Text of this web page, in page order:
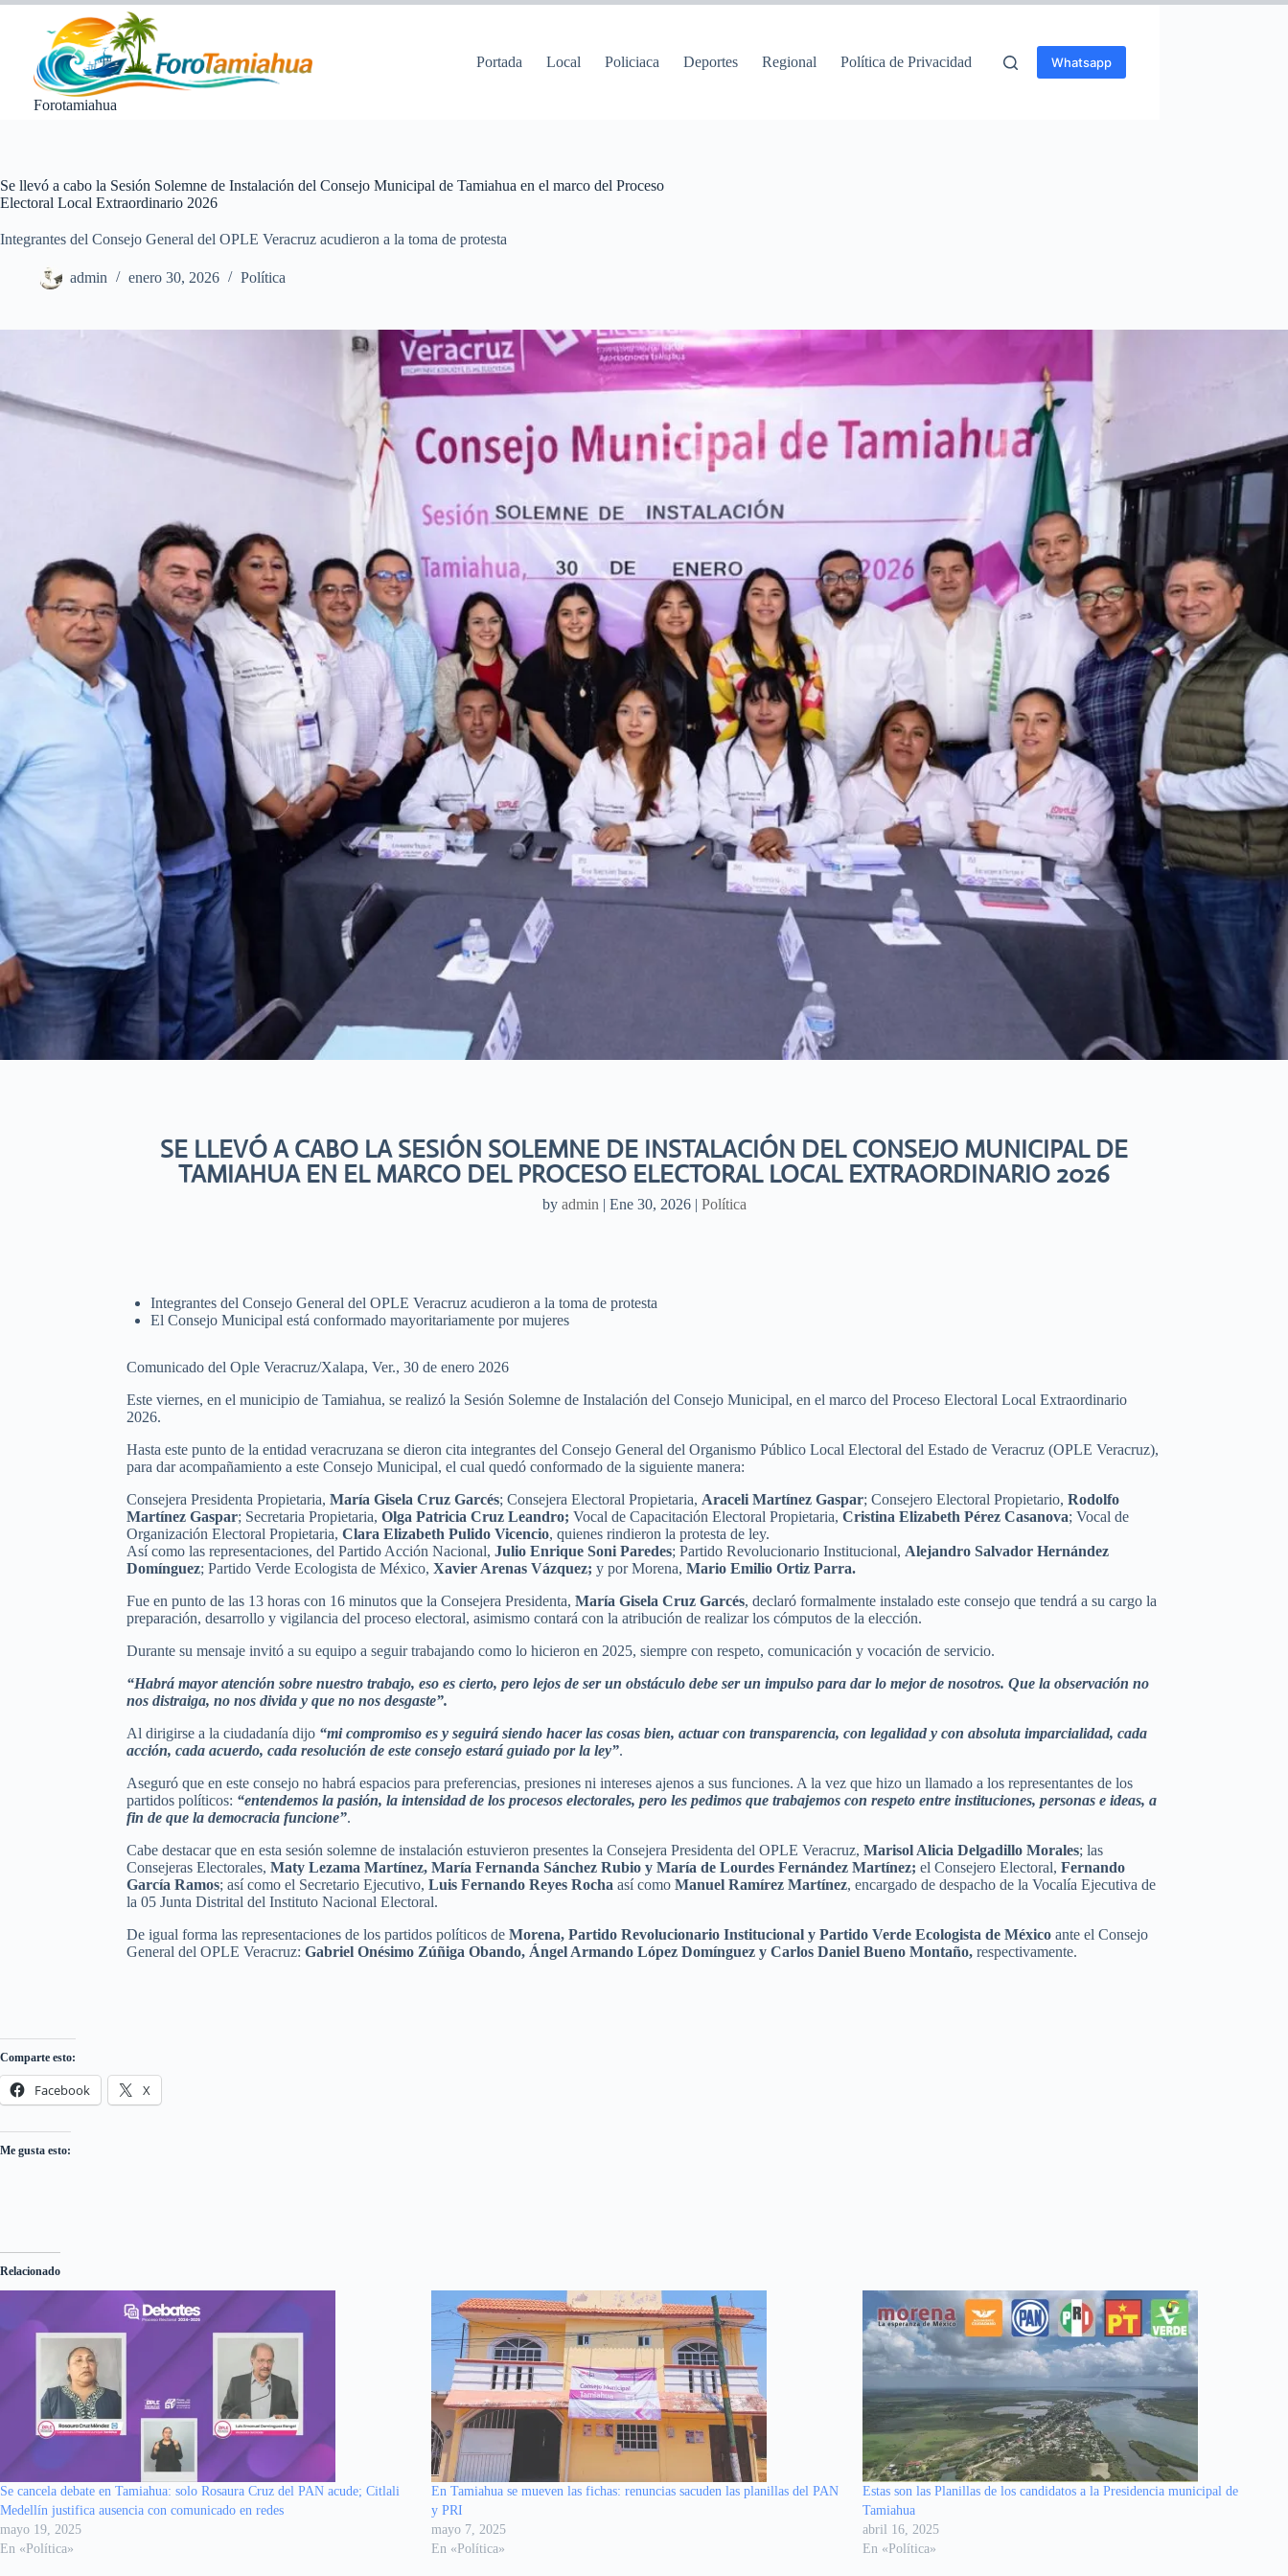
Saltar
contenido
Forotamiahua
Portada Local Policiaca Deportes Regional Política de Privacidad Whatsapp
Se llevó a cabo la Sesión Solemne de Instalación del Consejo Municipal de Tamiahua en el marco del Proceso
Electoral Local Extraordinario 2026
Integrantes del Consejo General del OPLE Veracruz acudieron a la toma de protesta
admin enero 30, 2026 Política
SE LLEVÓ A CABO LA SESIÓN SOLEMNE DE INSTALACIÓN DEL CONSEJO MUNICIPAL DE
TAMIAHUA EN EL MARCO DEL PROCESO ELECTORAL LOCAL EXTRAORDINARIO 2026
by admin | Ene 30, 2026| Política
Integrantes del Consejo General del OPLE Veracruz acudieron a la toma de protesta
El Consejo Municipal está conformado mayoritariamente por mujeres
Comunicado del Ople Veracruz/Xalapa, Ver., 30 de enero 2026
Este viernes, en el municipio de Tamiahua, se realizó la Sesión Solemne de Instalación del Consejo Municipal, en el marco del Proceso Electoral Local Extraordinario
2026.
Hasta este punto de la entidad veracruzana se dieron cita integrantes del Consejo General del Organismo Público Local Electoral del Estado de Veracruz (OPLE Veracruz),
para dar acompañamiento a este Consejo Municipal, el cual quedó conformado de la siguiente manera:
Consejera Presidenta Propietaria, María Gisela Cruz Garcés; Consejera Electoral Propietaria, Araceli Martínez Gaspar; Consejero Electoral Propietario, Rodolfo
Martínez Gaspar; Secretaria Propietaria, Olga Patricia Cruz Leandro; Vocal de Capacitación Electoral Propietaria, Cristina Elizabeth Pérez Casanova; Vocal de
Organización Electoral Propietaria, Clara Elizabeth Pulido Vicencio, quienes rindieron la protesta de ley.
Así como las representaciones, del Partido Acción Nacional, Julio Enrique Soni Paredes; Partido Revolucionario Institucional, Alejandro Salvador Hernández
Domínguez; Partido Verde Ecologista de México, Xavier Arenas Vázquez; y por Morena, Mario Emilio Ortiz Parra.
Fue en punto de las 13 horas con 16 minutos que la Consejera Presidenta, María Gisela Cruz Garcés, declaró formalmente instalado este consejo que tendrá a su cargo la
preparación, desarrollo y vigilancia del proceso electoral, asimismo contará con la atribución de realizar los cómputos de la elección.
Durante su mensaje invitó a su equipo a seguir trabajando como lo hicieron en 2025, siempre con respeto, comunicación y vocación de servicio.
“Habrá mayor atención sobre nuestro trabajo, eso es cierto, pero lejos de ser un obstáculo debe ser un impulso para dar lo mejor de nosotros. Que la observación no
nos distraiga, no nos divida y que no nos desgaste”.
Al dirigirse a la ciudadanía dijo “mi compromiso es y seguirá siendo hacer las cosas bien, actuar con transparencia, con legalidad y con absoluta imparcialidad, cada
acción, cada acuerdo, cada resolución de este consejo estará guiado por la ley”.
Aseguró que en este consejo no habrá espacios para preferencias, presiones ni intereses ajenos a sus funciones. A la vez que hizo un llamado a los representantes de los
partidos políticos: “entendemos la pasión, la intensidad de los procesos electorales, pero les pedimos que trabajemos con respeto entre instituciones, personas e ideas, a
fin de que la democracia funcione”.
Cabe destacar que en esta sesión solemne de instalación estuvieron presentes la Consejera Presidenta del OPLE Veracruz, Marisol Alicia Delgadillo Morales; las
Consejeras Electorales, Maty Lezama Martínez, María Fernanda Sánchez Rubio y María de Lourdes Fernández Martínez; el Consejero Electoral, Fernando
García Ramos; así como el Secretario Ejecutivo, Luis Fernando Reyes Rocha así como Manuel Ramírez Martínez, encargado de despacho de la Vocalía Ejecutiva de
la 05 Junta Distrital del Instituto Nacional Electoral.
De igual forma las representaciones de los partidos políticos de Morena, Partido Revolucionario Institucional y Partido Verde Ecologista de México ante el Consejo
General del OPLE Veracruz: Gabriel Onésimo Zúñiga Obando, Ángel Armando López Domínguez y Carlos Daniel Bueno Montaño, respectivamente.
Comparte esto:
Facebook X
Me gusta esto:
Relacionado
Se cancela debate en Tamiahua: solo Rosaura Cruz del PAN acude; Citlali
Medellín justifica ausencia con comunicado en redes
mayo 19, 2025
En «Política»
En Tamiahua se mueven las fichas: renuncias sacuden las planillas del PAN
y PRI
mayo 7, 2025
En «Política»
Estas son las Planillas de los candidatos a la Presidencia municipal de
Tamiahua
abril 16, 2025
En «Política»